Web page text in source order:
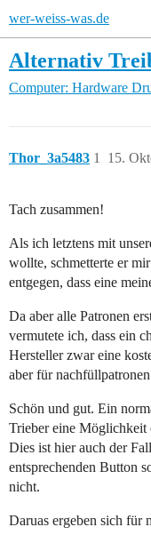
wer-weiss-was.de
Alternativ
Computer: Hardware
Thor_3a5483 15.
1
Tach zusammen!
Als ich letztens mit
wollte, schmetterte er
entgegen, dass eine
Da aber alle Patronen
vermutete ich, dass ein
Hersteller zwar eine
aber für
Schön und gut. Ein
Trieber eine Möglichkeit
Dies ist hier auch der
entsprechenden Button
nicht.
Daruas ergeben sich für